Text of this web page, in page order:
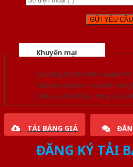
Khuyến mại
Quà tặng đồ nội thất trang trí lên
Giảm trực tiếp khi mua đơn hàng
Nhiều ưu đãi lớn khi đăng ký tài
TẢI BẢNG GIÁ
ĐĂNG KÝ TẢI